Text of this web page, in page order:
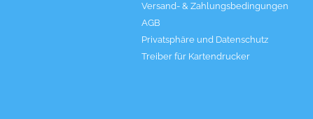
Versand- & Zahlungsbedingungen
AGB
Privatsphäre und Datenschutz
Treiber für Kartendrucker